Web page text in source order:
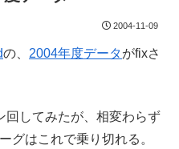
2004-11-09
の、 2004年度データがfixさ
回してみたが、相変わらず
グはこれで乗り切れる。